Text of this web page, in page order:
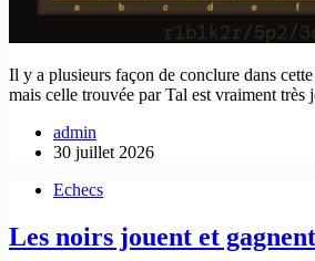
Il y a plusieurs façon de conclure dans
mais celle trouvée par Tal est vraiment très
admin
30 juillet 2026
Echecs
Les noirs jouent et gagnent